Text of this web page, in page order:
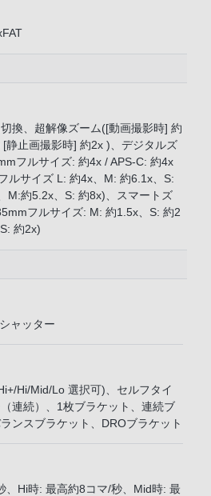
換、超解像ズーム([動画撮影時] 約
静止画撮影時] 約2x )、デジタルズ
フルサイズ: 約4x / APS-C: 約4x
ルサイズ L: 約4x、M: 約6.1x、S:
M:約5.2x、S: 約8x)、スマートズ
フルサイズ: M: 約1.5x、S: 約2
約2x)
ャッター
Hi/Mid/Lo 選択可)、セルフタイ
連続）、1枚ブラケット、連続ブ
ンスブラケット、DROブラケット
、Hi時: 最高約8コマ/秒、Mid時: 最